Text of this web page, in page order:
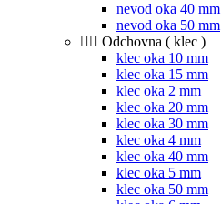
nevod oka 40 mm
nevod oka 50 mm
Odchovna ( klec )
klec oka 10 mm
klec oka 15 mm
klec oka 2 mm
klec oka 20 mm
klec oka 30 mm
klec oka 4 mm
klec oka 40 mm
klec oka 5 mm
klec oka 50 mm